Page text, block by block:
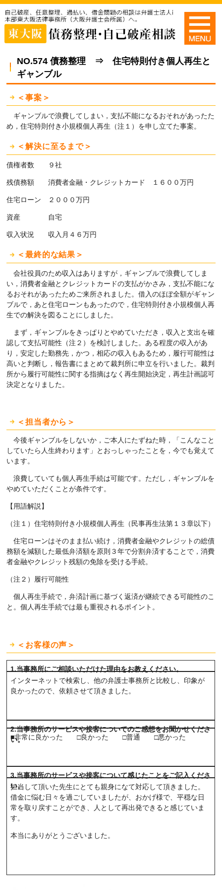
NO.574 債務整理 ⇒ 住宅特則付き個人再生と
ギャンブル
＜事案＞
ギャンブルで浪費してしまい，支払不能になるおそれがあったた
め，住宅特則付き小規模個人再生（注１）を申し立てた事案。
＜解決に至るまで＞
債権者数 ９社
残債務額 消費者金融・クレジットカード １６００万円
住宅ローン ２０００万円
資産 自宅
収入状況 収入月４６万円
＜最終的な結果＞
会社役員のため収入はありますが，ギャンブルで浪費してしま
い，消費者金融とクレジットカードの支払がかさみ，支払不能にな
るおそれがあったためご来所されました。借入のほぼ全額がギャン
ブルで，あと住宅ローンもあったので，住宅特則付き小規模個人再
生での解決を図ることにしました。
まず，ギャンブルをきっぱりとやめていただき，収入と支出を確
認して支払可能性（注２）を検討しました。ある程度の収入があ
り，安定した勤務先，かつ，相応の収入もあるため，履行可能性は
高いと判断し，報告書にまとめて裁判所に申立を行いました。裁判
所から履行可能性に関する指摘はなく再生開始決定，再生計画認可
決定となりました。
＜担当者から＞
今後ギャンブルをしないか，ご本人にたずねた時，「こんなこと
していたら人生終わります」とおっしゃったことを，今でも覚えて
います。
浪費していても個人再生手続は可能です。ただし，ギャンブルを
やめていただくことが条件です。
【用語解説】
（注１）住宅特則付き小規模個人再生（民事再生法第１３章以下）
住宅ローンはそのまま払い続け，消費者金融やクレジットの総債
務額を減額した最低弁済額を原則３年で分割弁済することで，消費
者金融やクレジット残額の免除を受ける手続。
（注２）履行可能性
個人再生手続で，弁済計画に基づく返済が継続できる可能性のこ
と。個人再生手続では最も重視されるポイント。
＜お客様の声＞
1.当事務所にご相談いただけた理由をお教えください。
インターネットで検索し、他の弁護士事務所と比較し、印象が
良かったので、依頼させて頂きました。
2.当事務所のサービスや接客についてのご感想をお聞かせくださ
い。
■非常に良かった □良かった □普通 □悪かった
3.当事務所のサービスや接客について感じたことをご記入くださ
い。
担当して頂いた先生にとても親身になて対応して頂きました。
借金に悩む日々を過ごしていましたが、おかげ様で、平穏な日
常を取り戻すことができ、人として再出発できると感じていま
す。
本当にありがとうございました。